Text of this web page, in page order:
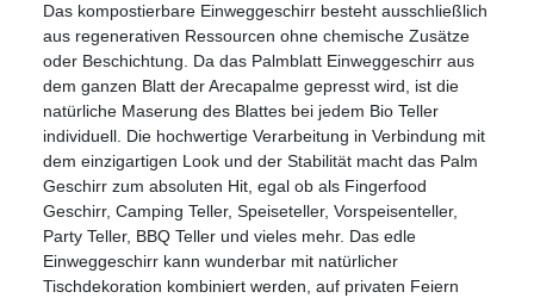
Das kompostierbare Einweggeschirr besteht ausschließlich
aus regenerativen Ressourcen ohne chemische Zusätze
oder Beschichtung. Da das Palmblatt Einweggeschirr aus
dem ganzen Blatt der Arecapalme gepresst wird, ist die
natürliche Maserung des Blattes bei jedem Bio Teller
individuell. Die hochwertige Verarbeitung in Verbindung mit
dem einzigartigen Look und der Stabilität macht das Palm
Geschirr zum absoluten Hit, egal ob als Fingerfood
Geschirr, Camping Teller, Speiseteller, Vorspeisenteller,
Party Teller, BBQ Teller und vieles mehr. Das edle
Einweggeschirr kann wunderbar mit natürlicher
Tischdekoration kombiniert werden, auf privaten Feiern